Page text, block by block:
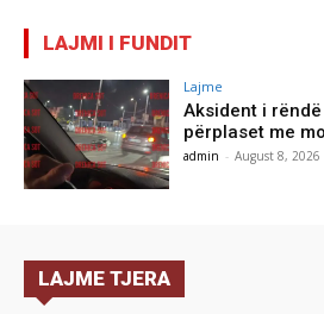
LAJMI I FUNDIT
Lajme
Aksident i
përplaset me
admin - August 8, 2026
LAJME TJERA